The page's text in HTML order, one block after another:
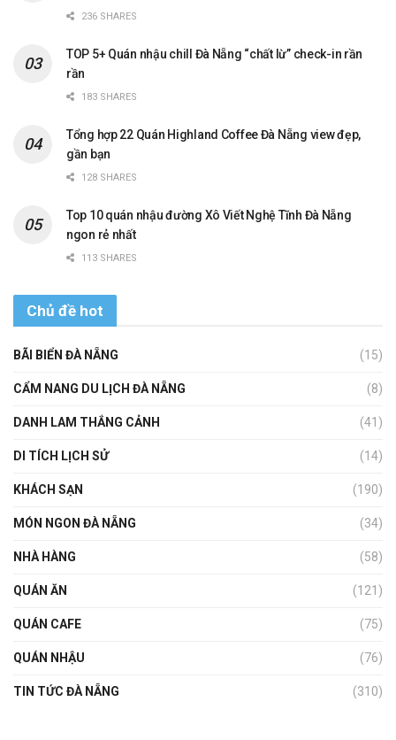
236 SHARES
TOP 5+ Quán nhậu chill Đà Nẵng “chất lừ” check-in rần
rần
183 SHARES
Tổng hợp 22 Quán Highland Coffee Đà Nẵng view đẹp,
gần bạn
128 SHARES
Top 10 quán nhậu đường Xô Viết Nghệ Tĩnh Đà Nẵng
ngon rẻ nhất
113 SHARES
Chủ đề hot
BÃI BIỂN ĐÀ NẴNG (15)
CẨM NANG DU LỊCH ĐÀ NẴNG (8)
DANH LAM THẮNG CẢNH (41)
DI TÍCH LỊCH SỬ (14)
KHÁCH SẠN (190)
MÓN NGON ĐÀ NẴNG (34)
NHÀ HÀNG (58)
QUÁN ĂN (121)
QUÁN CAFE (75)
QUÁN NHẬU (76)
TIN TỨC ĐÀ NẴNG (310)